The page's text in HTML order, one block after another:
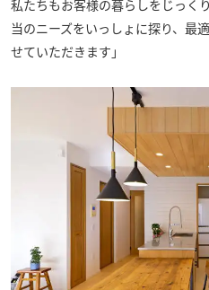
私たちもお客様の暮らしをじっく
当のニーズをいっしょに探り、最
せていただきます」